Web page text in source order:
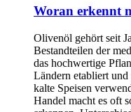
Woran erkennt
Olivenöl gehört seit
Bestandteilen der
das hochwertige
Ländern etabliert
kalte Speisen
Handel macht es oft